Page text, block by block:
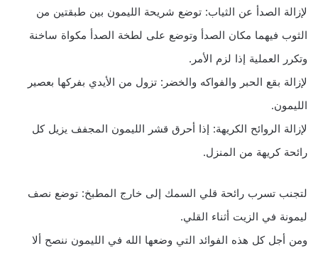
لإزالة الصدأ عن الثياب: توضع شريحة الليمون بين طبقتين من
الثوب فيهما مكان الصدأ وتوضع على لطخة الصدأ مكواة ساخنة
وتكرر العملية إذا لزم الأمر.
لإزالة بقع الحبر والفواكه والخضر: تزول من الأيدي بفركها بعصير
الليمون.
لإزالة الروائح الكريهة: إذا أحرق قشر الليمون المجفف يزيل كل
رائحة كريهة من المنزل.
لتجنب تسرب رائحة قلي السمك إلى خارج المطبخ: توضع نصف
ليمونة في الزيت أثناء القلي.
ومن أجل كل هذه الفوائد التي وضعها الله في الليمون ننصح ألا